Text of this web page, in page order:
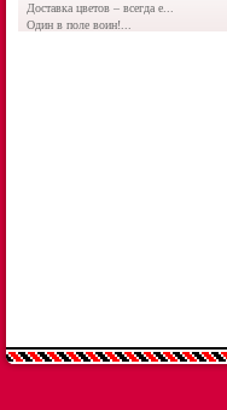
Доставка цветов – всегда е...
Один в поле воин!...